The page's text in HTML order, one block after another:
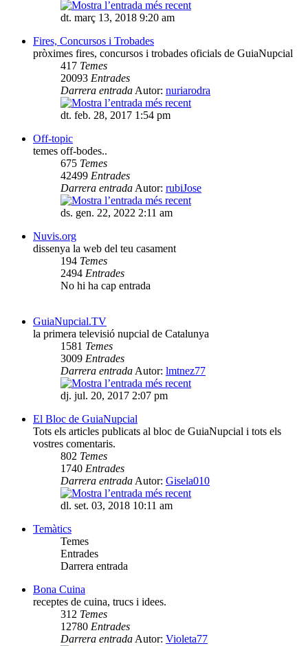
dt. març 13, 2018 9:20 am
Fires, Concursos i Trobades
pròximes fires, concursos i trobades oficials de GuiaNupcial
417 Temes
20093 Entrades
Darrera entrada Autor: nuriarodra
dt. feb. 28, 2017 1:54 pm
Off-topic
temes off-bodes..
675 Temes
42499 Entrades
Darrera entrada Autor: rubiJose
ds. gen. 22, 2022 2:11 am
Nuvis.org
dissenya la web del teu casament
194 Temes
2494 Entrades
No hi ha cap entrada
GuiaNupcial.TV
la primera televisió nupcial de Catalunya
1581 Temes
3009 Entrades
Darrera entrada Autor: lmtnez77
dj. jul. 20, 2017 2:07 pm
El Bloc de GuiaNupcial
Tots els articles publicats al bloc de GuiaNupcial i tots els
vostres comentaris.
802 Temes
1740 Entrades
Darrera entrada Autor: Gisela010
dl. set. 03, 2018 10:11 am
Temàtics
Temes
Entrades
Darrera entrada
Bona Cuina
receptes de cuina, trucs i idees.
312 Temes
12780 Entrades
Darrera entrada Autor: Violeta77